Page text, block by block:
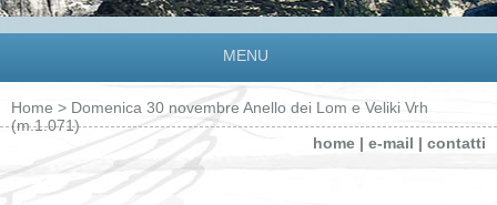
MENU
Home > Domenica 30 novembre Anello dei Lom e Veliki Vrh
(m.1.071)
home | e-mail | contatti